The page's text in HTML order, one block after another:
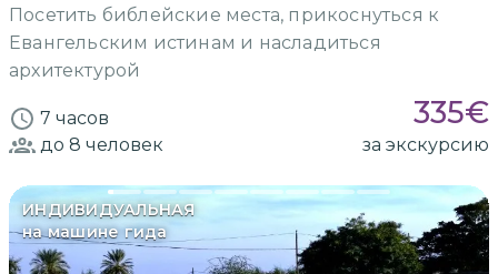
Посетить библейские места, прикоснуться к
Евангельским истинам и насладиться
архитектурой
7 часов 335€
до 8 человек за экскурсию
ИНДИВИДУАЛЬНАЯ
на машине гида